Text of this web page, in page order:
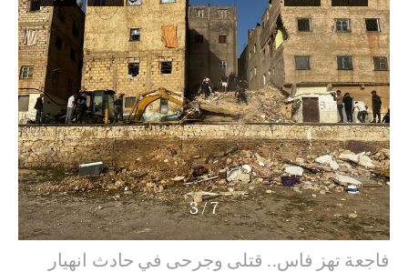
3/7
فاجعة تهز فاس.. قتلى وجرحى في حادث انهيار